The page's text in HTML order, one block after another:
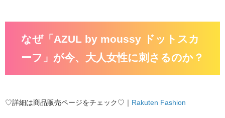
なぜ「AZUL by moussy ドットスカ
ーフ」が今、大人女性に刺さるのか？
♡詳細は商品販売ページをチェック♡｜ Rakuten Fashion